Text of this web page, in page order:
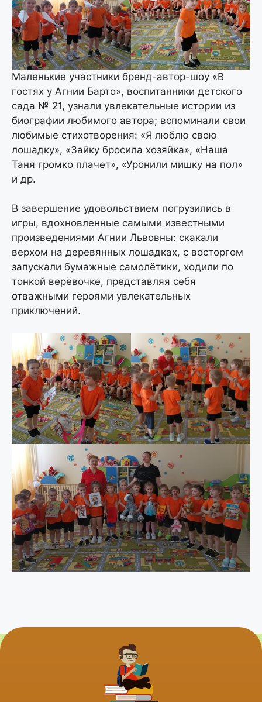
Маленькие участники бренд-автор-шоу «В
гостях у Агнии Барто», воспитанники детского
сада № 21, узнали увлекательные истории из
биографии любимого автора; вспоминали свои
любимые стихотворения: «Я люблю свою
лошадку», «Зайку бросила хозяйка», «Наша
Таня громко плачет», «Уронили мишку на пол»
и др.
В завершение удовольствием погрузились в
игры, вдохновленные самыми известными
произведениями Агнии Львовны: скакали
верхом на деревянных лошадках, с восторгом
запускали бумажные самолётики, ходили по
тонкой верёвочке, представляя себя
отважными героями увлекательных
приключений.